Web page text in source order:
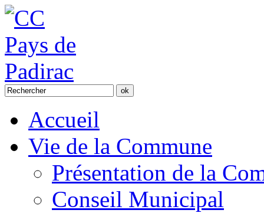
Accueil
Vie de la Commune
Présentation de la
Conseil Municipal